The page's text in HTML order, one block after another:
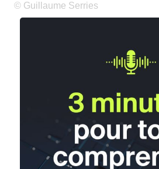
© Guillaume Serries